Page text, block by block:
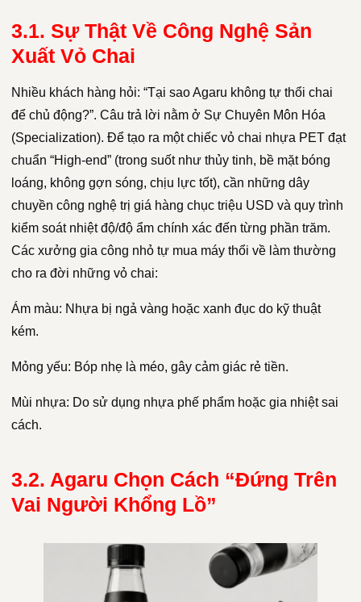
3.1. Sự Thật Về Công Nghệ Sản
Xuất Vỏ Chai
Nhiều khách hàng hỏi: “Tại sao Agaru không tự thổi chai
để chủ động?”. Câu trả lời nằm ở Sự Chuyên Môn Hóa
(Specialization). Để tạo ra một chiếc vỏ chai nhựa PET đạt
chuẩn “High-end” (trong suốt như thủy tinh, bề mặt bóng
loáng, không gợn sóng, chịu lực tốt), cần những dây
chuyền công nghệ trị giá hàng chục triệu USD và quy trình
kiểm soát nhiệt độ/độ ẩm chính xác đến từng phần trăm.
Các xưởng gia công nhỏ tự mua máy thổi về làm thường
cho ra đời những vỏ chai:
Ám màu: Nhựa bị ngả vàng hoặc xanh đục do kỹ thuật
kém.
Mỏng yếu: Bóp nhẹ là méo, gây cảm giác rẻ tiền.
Mùi nhựa: Do sử dụng nhựa phế phẩm hoặc gia nhiệt sai
cách.
3.2. Agaru Chọn Cách “Đứng Trên
Vai Người Khổng Lồ”